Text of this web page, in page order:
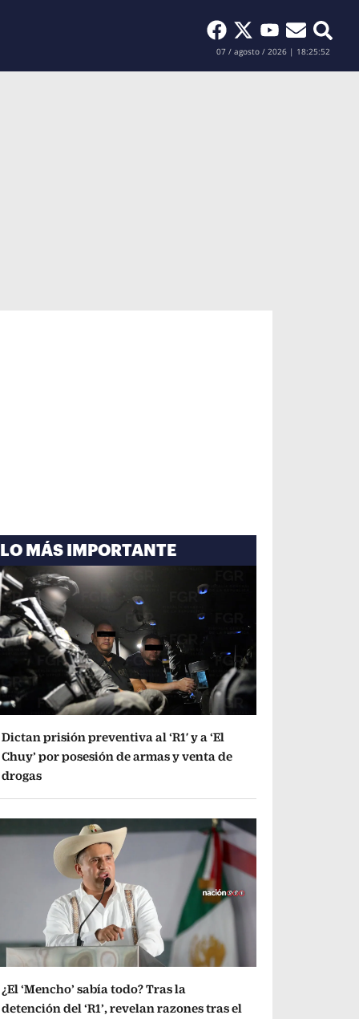
Buscar
07 / agosto / 2026 | 18:25:53
LO MÁS IMPORTANTE
Dictan prisión preventiva al ‘R1′ y a ‘El
Chuy’ por posesión de armas y venta de
drogas
¿El ‘Mencho’ sabía todo? Tras la
detención del ‘R1’, revelan razones tras el